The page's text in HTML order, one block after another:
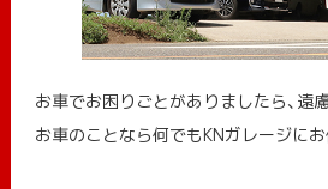
お車でお困りごとがありましたら、遠
お車のことなら何でもKNガレージにお